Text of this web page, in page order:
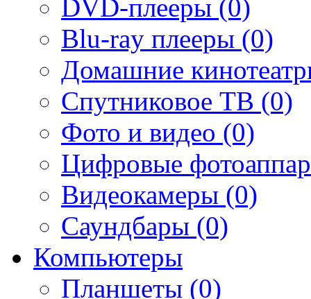
DVD-плееры (0)
Blu-ray плееры (0)
Домашние
Спутниковое ТВ (0)
Фото и видео (0)
Цифровые
Видеокамеры (0)
Саундбары (0)
Компьютеры
Планшеты (0)